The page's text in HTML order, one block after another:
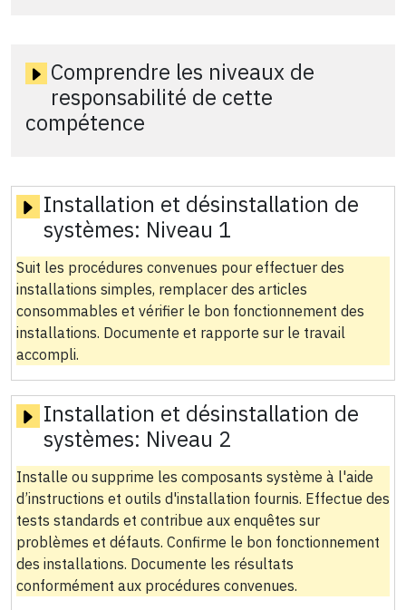
Comprendre les niveaux de
responsabilité de cette
compétence
Installation et désinstallation de
systèmes: Niveau 1
Suit les procédures convenues pour effectuer des
installations simples, remplacer des articles
consommables et vérifier le bon fonctionnement des
installations. Documente et rapporte sur le travail
accompli.
Installation et désinstallation de
systèmes: Niveau 2
Installe ou supprime les composants système à l'aide
d’instructions et outils d'installation fournis. Effectue des
tests standards et contribue aux enquêtes sur
problèmes et défauts. Confirme le bon fonctionnement
des installations. Documente les résultats
conformément aux procédures convenues.